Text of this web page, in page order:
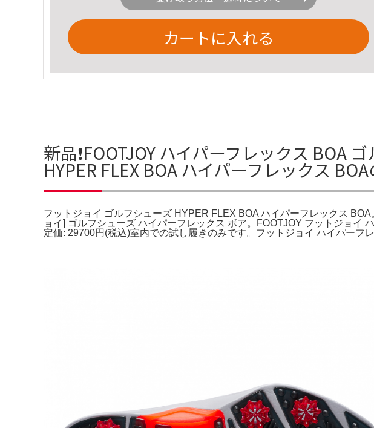
カートに入れる
新品❗️FOOTJOY ハイパーフレックス BOA
HYPER FLEX BOA ハイパーフレックス
フットジョイ ゴルフシューズ HYPER FLEX BOA ハイパーフレックス
ョイ] ゴルフシューズ ハイパーフレックス ボア。FOOTJOY フットジョイ
定価: 29700円(税込)室内での試し履きのみです。フットジョイ ハイパーフ